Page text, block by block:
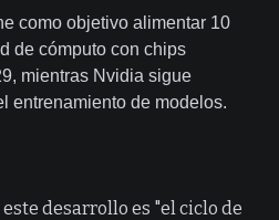
como objetivo alimentar 10
de cómputo con chips
mientras Nvidia sigue
entrenamiento de modelos.
desarrollo es "el ciclo de